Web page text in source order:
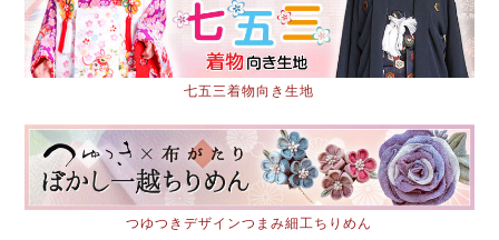
七五三着物向き生地
つゆつきデザインつまみ細工ちりめん